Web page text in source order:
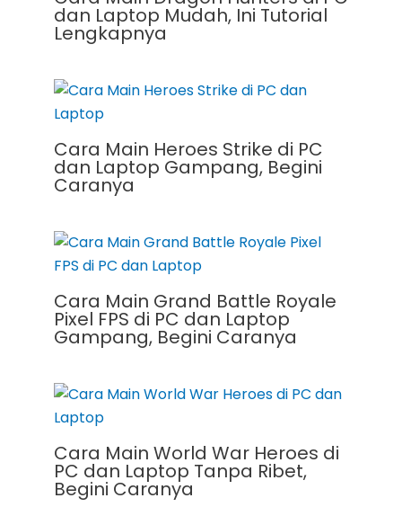
dan Laptop Mudah, Ini Tutorial
Lengkapnya
Cara Main Heroes Strike di PC
dan Laptop Gampang, Begini
Caranya
Cara Main Grand Battle Royale
Pixel FPS di PC dan Laptop
Gampang, Begini Caranya
Cara Main World War Heroes di
PC dan Laptop Tanpa Ribet,
Begini Caranya